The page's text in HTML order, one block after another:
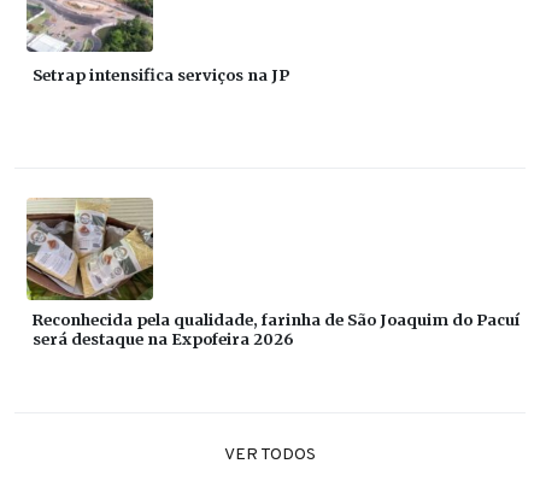
Setrap intensifica serviços na JP
Reconhecida pela qualidade, farinha de São Joaquim do Pacuí
será destaque na Expofeira 2026
VER TODOS